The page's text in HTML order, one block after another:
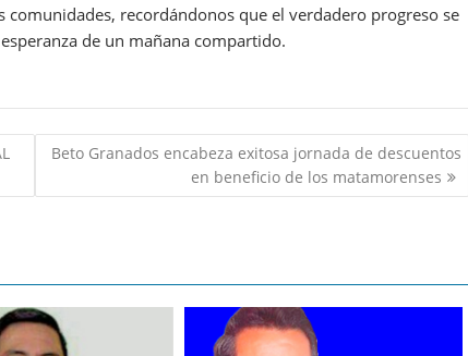
recordándonos que el verdadero progreso se
de un mañana compartido.
Beto Granados encabeza exitosa jornada de descuentos
en beneficio de los matamorenses